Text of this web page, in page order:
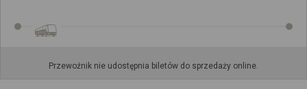
Przewoźnik nie udostępnia biletów do sprzedaży online.